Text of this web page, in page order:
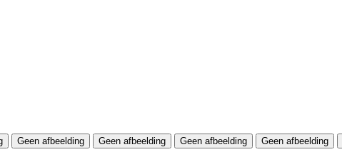
Geen afbeelding Geen afbeelding Geen afbeelding Geen afbeelding